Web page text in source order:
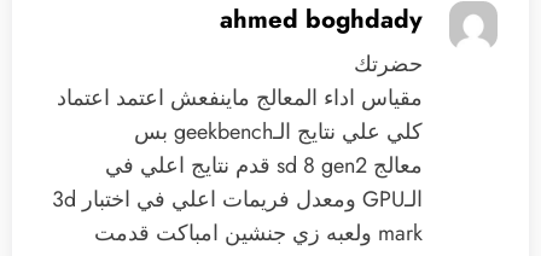
ahmed boghdady
حضرتك
مقياس اداء المعالج ماينفعش اعتمد اعتماد
كلي علي نتايج الـgeekbench بس
معالج sd 8 gen2 قدم نتايج اعلي في
الـGPU ومعدل فريمات اعلي في اختبار 3d
mark ولعبه زي جنشين امباكت قدمت